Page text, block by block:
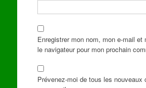
Enregistrer mon nom, mon e-mail et
le navigateur pour mon prochain
Prévenez-moi de tous les nouveaux